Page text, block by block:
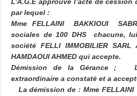
par lequel :
Mme FELLAINI BAKKIOUI
sociales de 100 DHS chacune,
société FELLI IMMOBILIER
HAMDAOUI AHMED qui accepte.
Démission de la Gérance ;
extraordinaire a constaté et a
La démission de : Mme FELLAINI